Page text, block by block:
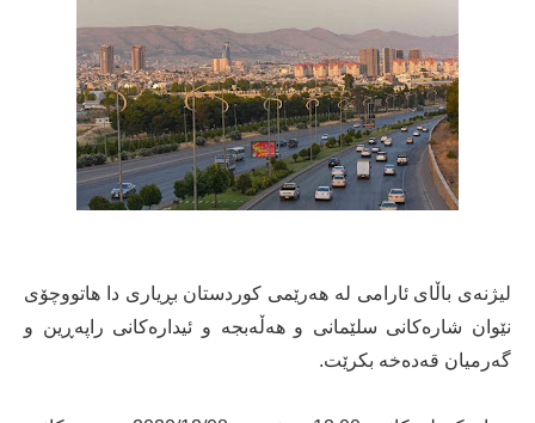
لیژنەی باڵای ئارامی لە هەرێمی کوردستان بڕیاری دا هاتووچۆی
نێوان شارەکانی سلێمانی و هەڵەبجە و ئیدارەکانی راپەڕین و
گەرمیان قەدەخە بکرێت.